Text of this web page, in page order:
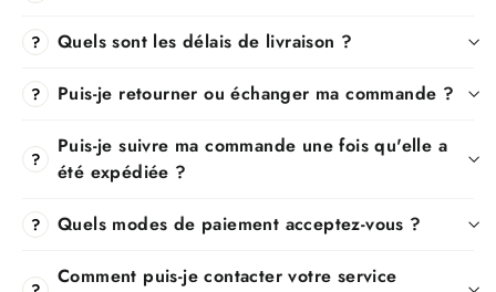
? Quels sont les délais de livraison ?
? Puis-je retourner ou échanger ma commande ?
?
Puis-je suivre ma commande une fois qu'elle a
été expédiée ?
? Quels modes de paiement acceptez-vous ?
Comment puis-je contacter votre service